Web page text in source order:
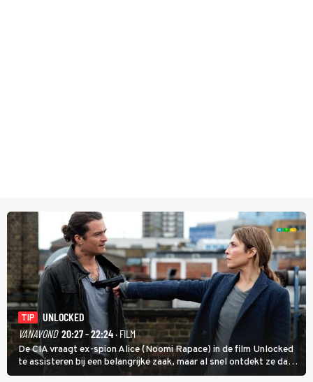
TIP
UNLOCKED
VANAVOND 20:27 - 22:24· FILM
De CIA vraagt ex-spion Alice (Noomi Rapace) in de film Unlocked
te assisteren bij een belangrijke zaak, maar al snel ontdekt ze dat
degene die haar aanstelde kwade bedoelingen heeft.